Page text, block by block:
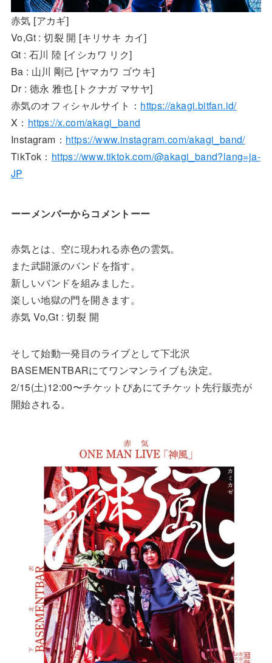
赤気 [アカギ]
Vo,Gt : 切裂 開 [キリサキ カイ]
Gt : 石川 陸 [イシカワ リク]
Ba : 山川 剛己 [ヤマカワ ゴウキ]
Dr : 徳永 雅也 [トクナガ マサヤ]
赤気のオフィシャルサイト： https://akagi.bitfan.id/
X： https://x.com/akagi_band
Instagram： https://www.instagram.com/akagi_band/
TikTok： https://www.tiktok.com/@akagi_band?lang=ja-
JP
ーーメンバーからコメントーー
赤気とは、空に現われる赤色の雲気。
また武闘派のバンドを指す。
新しいバンドを組みました。
楽しい地獄の門を開きます。
赤気 Vo,Gt : 切裂 開
そして始動一発目のライブとして下北沢
BASEMENTBARにてワンマンライブも決定。
2/15(土)12:00〜チケットぴあにてチケット先行販売が
開始される。